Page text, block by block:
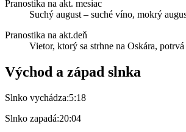
Pranostika na akt. mesiac
Suchý august – suché víno, mokrý
Pranostika na akt.deň
Vietor, ktorý sa strhne na Oskára,
Východ a západ slnka
Slnko vychádza:5:18
Slnko zapadá:20:04